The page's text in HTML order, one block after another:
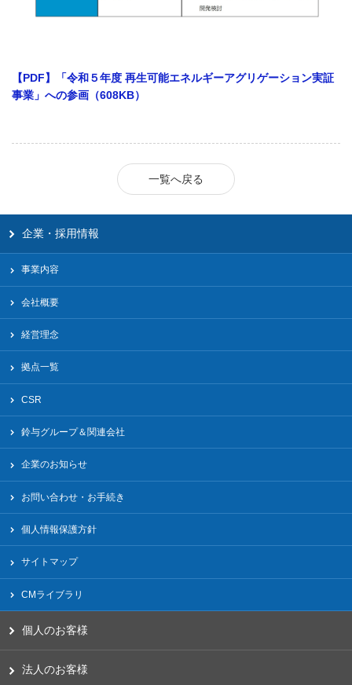
【PDF】「令和５年度 再生可能エネルギーアグリゲーション実証
事業」への参画（608KB）
一覧へ戻る
企業・採用情報
事業内容
会社概要
経営理念
拠点一覧
CSR
鈴与グループ＆関連会社
企業のお知らせ
お問い合わせ・お手続き
個人情報保護方針
サイトマップ
CMライブラリ
個人のお客様
法人のお客様